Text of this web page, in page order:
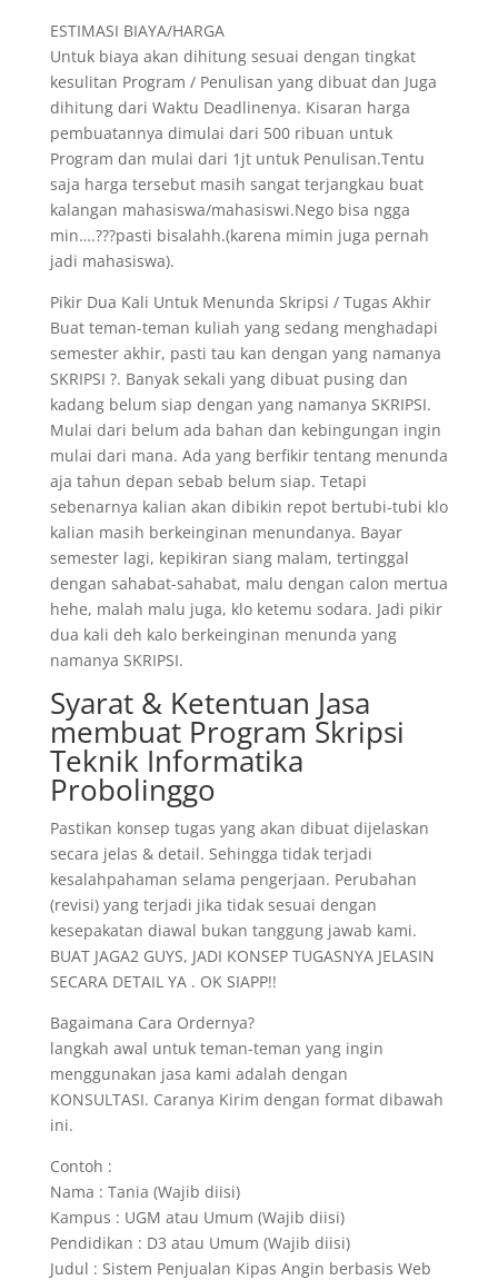
ESTIMASI BIAYA/HARGA
Untuk biaya akan dihitung sesuai dengan tingkat
kesulitan Program / Penulisan yang dibuat dan Juga
dihitung dari Waktu Deadlinenya. Kisaran harga
pembuatannya dimulai dari 500 ribuan untuk
Program dan mulai dari 1jt untuk Penulisan.Tentu
saja harga tersebut masih sangat terjangkau buat
kalangan mahasiswa/mahasiswi.Nego bisa ngga
min….???pasti bisalahh.(karena mimin juga pernah
jadi mahasiswa).
Pikir Dua Kali Untuk Menunda Skripsi / Tugas Akhir
Buat teman-teman kuliah yang sedang menghadapi
semester akhir, pasti tau kan dengan yang namanya
SKRIPSI ?. Banyak sekali yang dibuat pusing dan
kadang belum siap dengan yang namanya SKRIPSI.
Mulai dari belum ada bahan dan kebingungan ingin
mulai dari mana. Ada yang berfikir tentang menunda
aja tahun depan sebab belum siap. Tetapi
sebenarnya kalian akan dibikin repot bertubi-tubi klo
kalian masih berkeinginan menundanya. Bayar
semester lagi, kepikiran siang malam, tertinggal
dengan sahabat-sahabat, malu dengan calon mertua
hehe, malah malu juga, klo ketemu sodara. Jadi pikir
dua kali deh kalo berkeinginan menunda yang
namanya SKRIPSI.
Syarat & Ketentuan Jasa
membuat Program Skripsi
Teknik Informatika
Probolinggo
Pastikan konsep tugas yang akan dibuat dijelaskan
secara jelas & detail. Sehingga tidak terjadi
kesalahpahaman selama pengerjaan. Perubahan
(revisi) yang terjadi jika tidak sesuai dengan
kesepakatan diawal bukan tanggung jawab kami.
BUAT JAGA2 GUYS, JADI KONSEP TUGASNYA JELASIN
SECARA DETAIL YA . OK SIAPP!!
Bagaimana Cara Ordernya?
langkah awal untuk teman-teman yang ingin
menggunakan jasa kami adalah dengan
KONSULTASI. Caranya Kirim dengan format dibawah
ini.
Contoh :
Nama : Tania (Wajib diisi)
Kampus : UGM atau Umum (Wajib diisi)
Pendidikan : D3 atau Umum (Wajib diisi)
Judul : Sistem Penjualan Kipas Angin berbasis Web